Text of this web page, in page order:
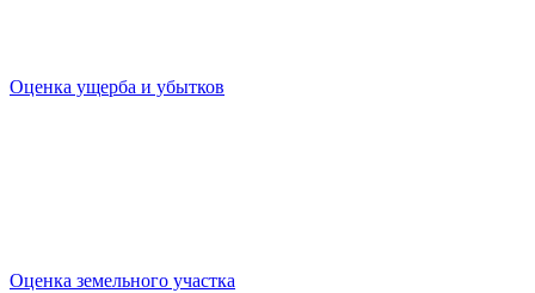
Оценка ущерба и убытков
Оценка земельного участка